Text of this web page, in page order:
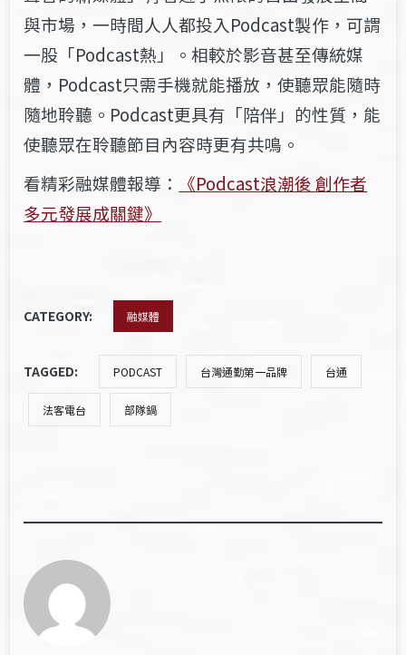
與市場，一時間人人都投入Podcast製作，可謂
一股「Podcast熱」。相較於影音甚至傳統媒
體，Podcast只需手機就能播放，使聽眾能隨時
隨地聆聽。Podcast更具有「陪伴」的性質，能
使聽眾在聆聽節目內容時更有共鳴。
看精彩融媒體報導：
《Podcast浪潮後 創作者
多元發展成關鍵》
CATEGORY: 融媒體
TAGGED: PODCAST 台灣通勤第一品牌 台通
法客電台 部隊鍋